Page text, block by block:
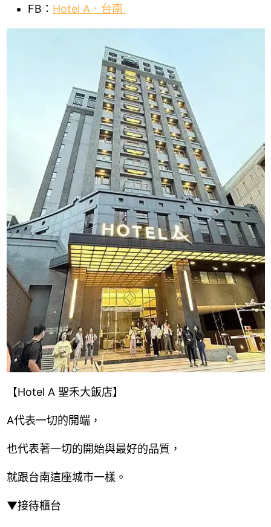
FB： Hotel A．台南
【Hotel A 聖禾大飯店】
A代表一切的開端，
也代表著一切的開始與最好的品質，
就跟台南這座城市一樣。
▼接待櫃台